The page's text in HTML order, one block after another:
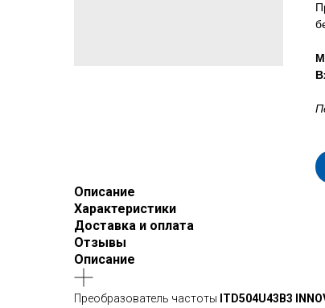
Описание
Характеристики
Доставка и оплата
Отзывы
Описание
Преобразователь частоты ITD504U43B3